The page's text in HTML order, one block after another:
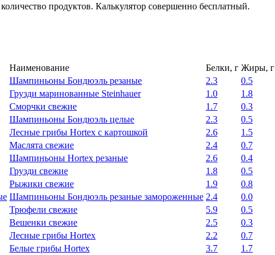
продуктов. Калькулятор совершенно бесплатный.
Наименование Белки, г Жиры, г
Шампиньоны Бондюэль резаные
2.3 0.5
Грузди маринованные Steinhauer
1.0 1.8
Сморчки свежие
1.7 0.3
Шампиньоны Бондюэль целые
2.3 0.5
Лесные грибы Hortex с картошкой
2.6 1.5
Маслята свежие
2.4 0.7
Шампиньоны Hortex резаные
2.6 0.4
Грузди свежие
1.8 0.5
Рыжики свежие
1.9 0.8
Шампиньоны Бондюэль резаные замороженные 2.4 0.0
Трюфели свежие
5.9 0.5
Вешенки свежие
2.5 0.3
Лесные грибы Hortex
2.2 0.7
Белые грибы Hortex
3.7 1.7